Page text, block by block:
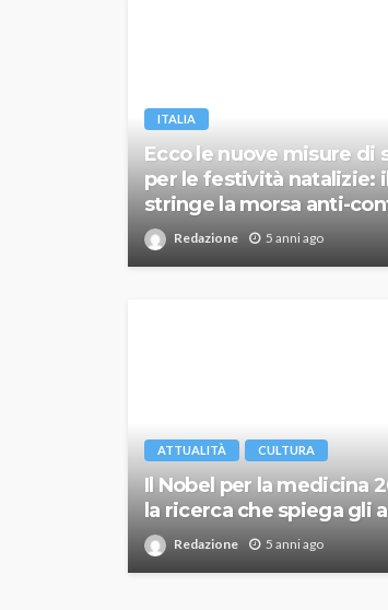
ITALIA
Ecco le nuove misure di
per le festività natalizie:
stringe la morsa anti-
Redazione 5 anni ago
ATTUALITÀ CULTURA
Il Nobel per la medicina
la ricerca che spiega gli
Redazione 5 anni ago